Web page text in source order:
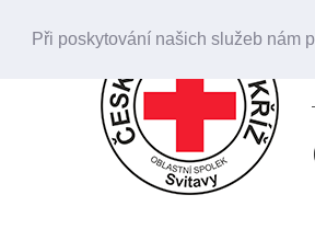
Při poskytování našich služeb nám